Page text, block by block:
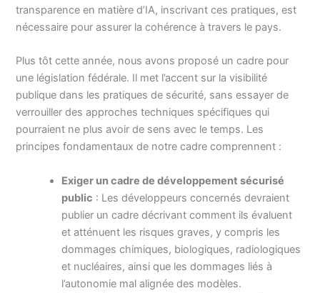
transparence en matière d’IA, inscrivant ces pratiques, est
nécessaire pour assurer la cohérence à travers le pays.
Plus tôt cette année, nous avons proposé un cadre pour
une législation fédérale. Il met l’accent sur la visibilité
publique dans les pratiques de sécurité, sans essayer de
verrouiller des approches techniques spécifiques qui
pourraient ne plus avoir de sens avec le temps. Les
principes fondamentaux de notre cadre comprennent :
Exiger un cadre de développement sécurisé
public : Les développeurs concernés devraient
publier un cadre décrivant comment ils évaluent
et atténuent les risques graves, y compris les
dommages chimiques, biologiques, radiologiques
et nucléaires, ainsi que les dommages liés à
l’autonomie mal alignée des modèles.